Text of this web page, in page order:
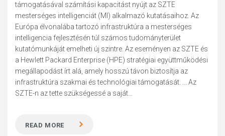
támogatásával számítási kapacitást nyújt az SZTE
mesterséges intelligenciát (MI) alkalmazó kutatásaihoz. Az
Európa élvonalába tartozó infrastruktúra a mesterséges
intelligencia fejlesztésén túl számos tudományterület
kutatómunkáját emelheti új szintre. Az eseményen az SZTE és
a Hewlett Packard Enterprise (HPE) stratégiai együttműködési
megállapodást írt alá, amely hosszú távon biztosítja az
infrastruktúra szakmai és technológiai támogatását. ... Az
SZTE-n az tette szükségessé a saját...
READ MORE